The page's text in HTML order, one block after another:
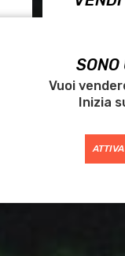
SONO
Vuoi
Inizia